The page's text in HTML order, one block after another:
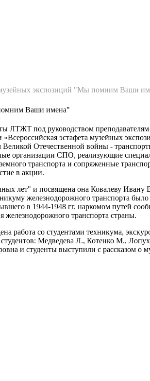
музейных экспозиций "Мы помним Ваши
Ваши имена"
ЛТЖТ под руководством
«Всероссийская эстафета музейных
Великой Отечественной войны -
организации СПО, реализующие
транспорта и сопряженные
в акции.
лет" и посвящена она Ковалеву
железнодорожного транспорта
в 1944-1948 гг. наркомом путей
железнодорожного транспорта страны.
работа со студентами техникума,
Медведева Л., Котенко М.,
и студенты выступили с рассказом о